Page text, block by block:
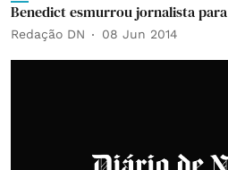
Benedict esmurrou jornalista
Redação DN 08 Jun 2014